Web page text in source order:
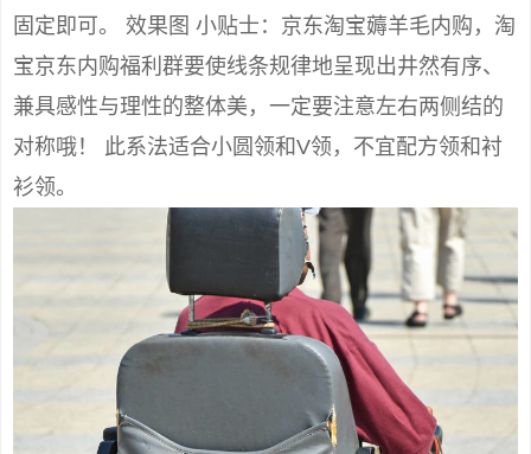
固定即可。 效果图 小贴士：京东淘宝薅羊毛内购，淘
宝京东内购福利群要使线条规律地呈现出井然有序、
兼具感性与理性的整体美，一定要注意左右两侧结的
对称哦！ 此系法适合小圆领和V领，不宜配方领和衬
衫领。